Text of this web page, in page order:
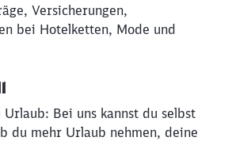
Versicherungen,
bei Hotelketten, Mode und
Urlaub: Bei uns kannst du selbst
du mehr Urlaub nehmen, deine